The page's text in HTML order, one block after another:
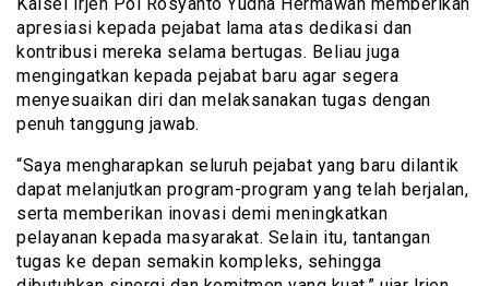
apresiasi kepada pejabat lama atas dedikasi dan
kontribusi mereka selama bertugas. Beliau juga
mengingatkan kepada pejabat baru agar segera
menyesuaikan diri dan melaksanakan tugas dengan
penuh tanggung jawab.
“Saya mengharapkan seluruh pejabat yang baru dilantik
dapat melanjutkan program-program yang telah berjalan,
serta memberikan inovasi demi meningkatkan
pelayanan kepada masyarakat. Selain itu, tantangan
tugas ke depan semakin kompleks, sehingga